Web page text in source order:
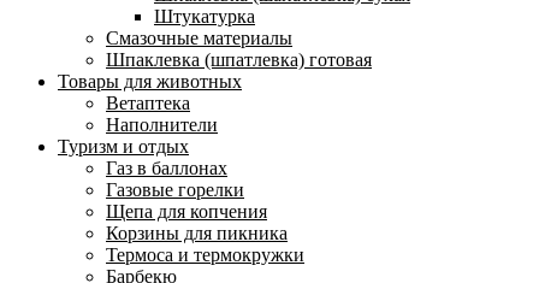
Штукатурка
Смазочные материалы
Шпаклевка (шпатлевка) готовая
Товары для животных
Ветаптека
Наполнители
Туризм и отдых
Газ в баллонах
Газовые горелки
Щепа для копчения
Корзины для пикника
Термоса и термокружки
Барбекю